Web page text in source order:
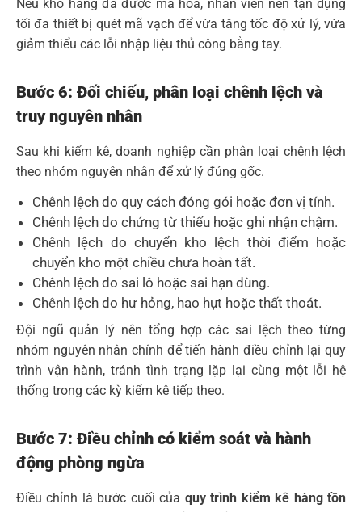
Nếu kho hàng đã được mã hóa, nhân viên nên tận dụng
tối đa thiết bị quét mã vạch để vừa tăng tốc độ xử lý, vừa
giảm thiểu các lỗi nhập liệu thủ công bằng tay.
Bước 6: Đối chiếu, phân loại chênh lệch và
truy nguyên nhân
Sau khi kiểm kê, doanh nghiệp cần phân loại chênh lệch
theo nhóm nguyên nhân để xử lý đúng gốc.
Chênh lệch do quy cách đóng gói hoặc đơn vị tính.
Chênh lệch do chứng từ thiếu hoặc ghi nhận chậm.
Chênh lệch do chuyển kho lệch thời điểm hoặc
chuyển kho một chiều chưa hoàn tất.
Chênh lệch do sai lô hoặc sai hạn dùng.
Chênh lệch do hư hỏng, hao hụt hoặc thất thoát.
Đội ngũ quản lý nên tổng hợp các sai lệch theo từng
nhóm nguyên nhân chính để tiến hành điều chỉnh lại quy
trình vận hành, tránh tình trạng lặp lại cùng một lỗi hệ
thống trong các kỳ kiểm kê tiếp theo.
Bước 7: Điều chỉnh có kiểm soát và hành
động phòng ngừa
Điều chỉnh là bước cuối của quy trình kiểm kê hàng tồn